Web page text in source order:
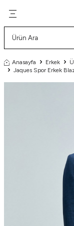
Anasayfa Erkek
Jaques Spor Erkek